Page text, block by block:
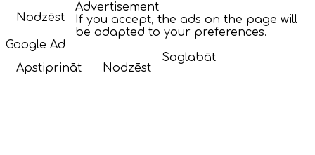
Nodzēst
Advertisement
If you accept, the ads on the page will
be adapted to your preferences.
Google Ad
Apstiprināt
Nodzēst
Saglabāt